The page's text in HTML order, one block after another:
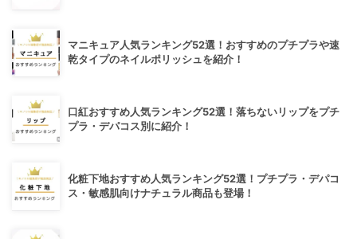
マニキュア人気ランキング52選！おすすめのプチプラや速
乾タイプのネイルポリッシュを紹介！
口紅おすすめ人気ランキング52選！落ちないリップをプチ
プラ・デパコス別に紹介！
化粧下地おすすめ人気ランキング52選！プチプラ・デパコ
ス・敏感肌向けナチュラル商品も登場！